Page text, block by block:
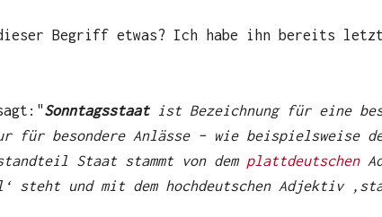
Begriff etwas? Ich habe ihn bereits
Sonntagsstaatist Bezeichnung für eine
für besondere Anlässe – wie beispielsweise
Staat stammt von dem plattdeutschen
steht und mit dem hochdeutschen Adjektiv